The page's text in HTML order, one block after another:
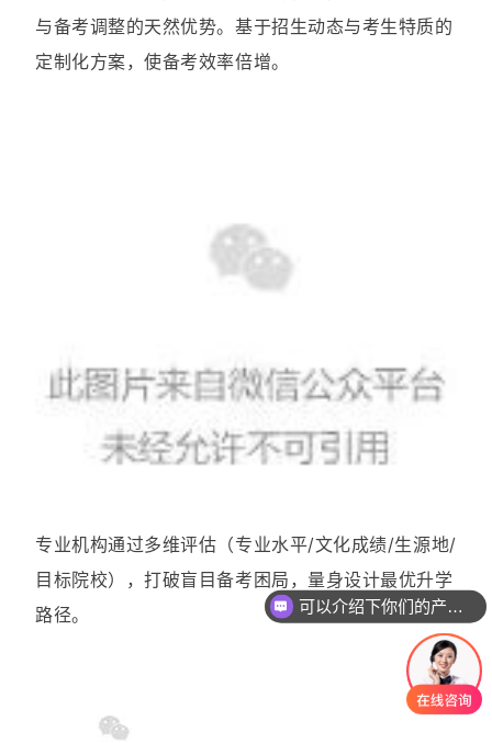
与备考调整的天然优势。基于招生动态与考生特质的
定制化方案，使备考效率倍增。
专业机构通过多维评估（专业水平/文化成绩/生源地/
目标院校），打破盲目备考困局，量身设计最优升学
路径。
可以介绍下你们的产品么
你们是怎么收费的呢